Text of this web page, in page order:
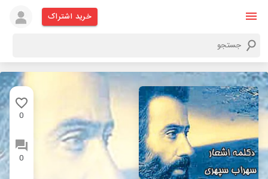
خرید اشتراک
0
0